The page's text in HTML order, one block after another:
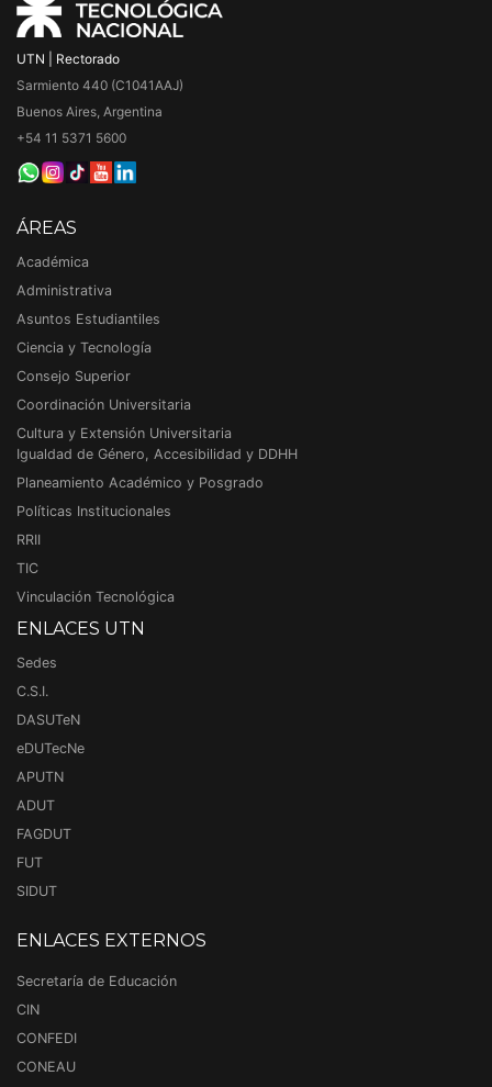
UTN | Rectorado
Sarmiento 440 (C1041AAJ)
Buenos Aires, Argentina
+54 11 5371 5600
ÁREAS
Académica
Administrativa
Asuntos Estudiantiles
Ciencia y Tecnología
Consejo Superior
Coordinación Universitaria
Cultura y Extensión Universitaria
Igualdad de Género, Accesibilidad y DDHH
Planeamiento Académico y Posgrado
Políticas Institucionales
RRII
TIC
Vinculación Tecnológica
ENLACES UTN
Sedes
C.S.I.
DASUTeN
eDUTecNe
APUTN
ADUT
FAGDUT
FUT
SIDUT
ENLACES EXTERNOS
Secretaría de Educación
CIN
CONFEDI
CONEAU